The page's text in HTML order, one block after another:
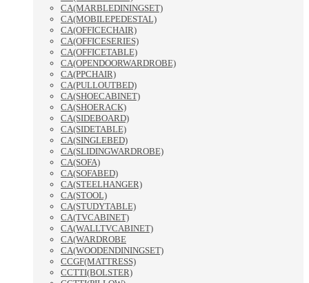
CA(MARBLEDININGSET)
CA(MOBILEPEDESTAL)
CA(OFFICECHAIR)
CA(OFFICESERIES)
CA(OFFICETABLE)
CA(OPENDOORWARDROBE)
CA(PPCHAIR)
CA(PULLOUTBED)
CA(SHOECABINET)
CA(SHOERACK)
CA(SIDEBOARD)
CA(SIDETABLE)
CA(SINGLEBED)
CA(SLIDINGWARDROBE)
CA(SOFA)
CA(SOFABED)
CA(STEELHANGER)
CA(STOOL)
CA(STUDYTABLE)
CA(TVCABINET)
CA(WALLTVCABINET)
CA(WARDROBE
CA(WOODENDININGSET)
CCGF(MATTRESS)
CCTTI(BOLSTER)